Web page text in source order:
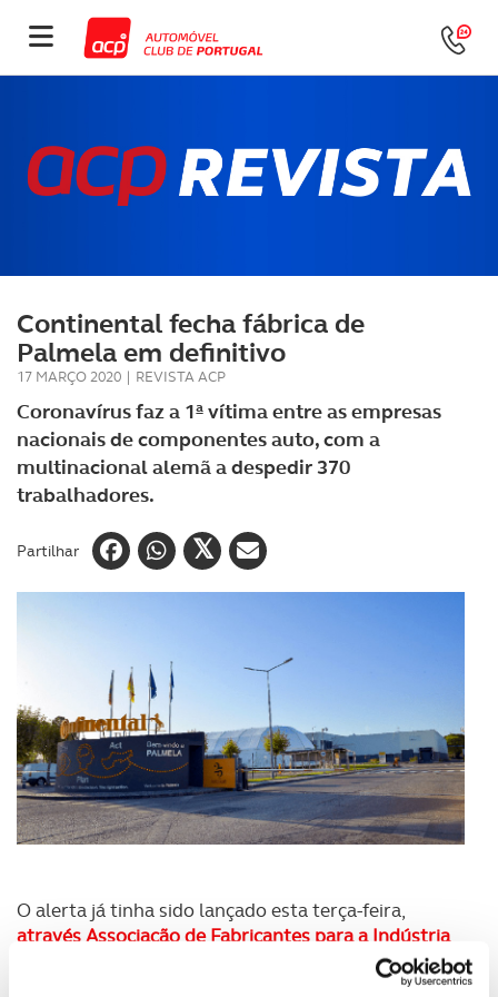
Continental fecha fábrica de
Palmela em definitivo
17 MARÇO 2020 | REVISTA ACP
Coronavírus faz a 1ª vítima entre as empresas
nacionais de componentes auto, com a
multinacional alemã a despedir 370
trabalhadores.
Partilhar
O alerta já tinha sido lançado esta terça-feira,
através Associação de Fabricantes para a Indústria
representa um “prejuízo enorme” para o setor. Mas